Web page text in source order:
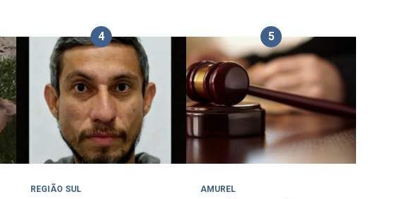
4
REGIÃO SUL
5
AMUREL